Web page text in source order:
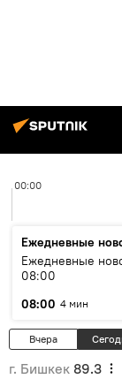
00:00
Ежедневные
Ежедневные
08:00
08:00 4 мин
Вчера
г. Бишкек 89.3